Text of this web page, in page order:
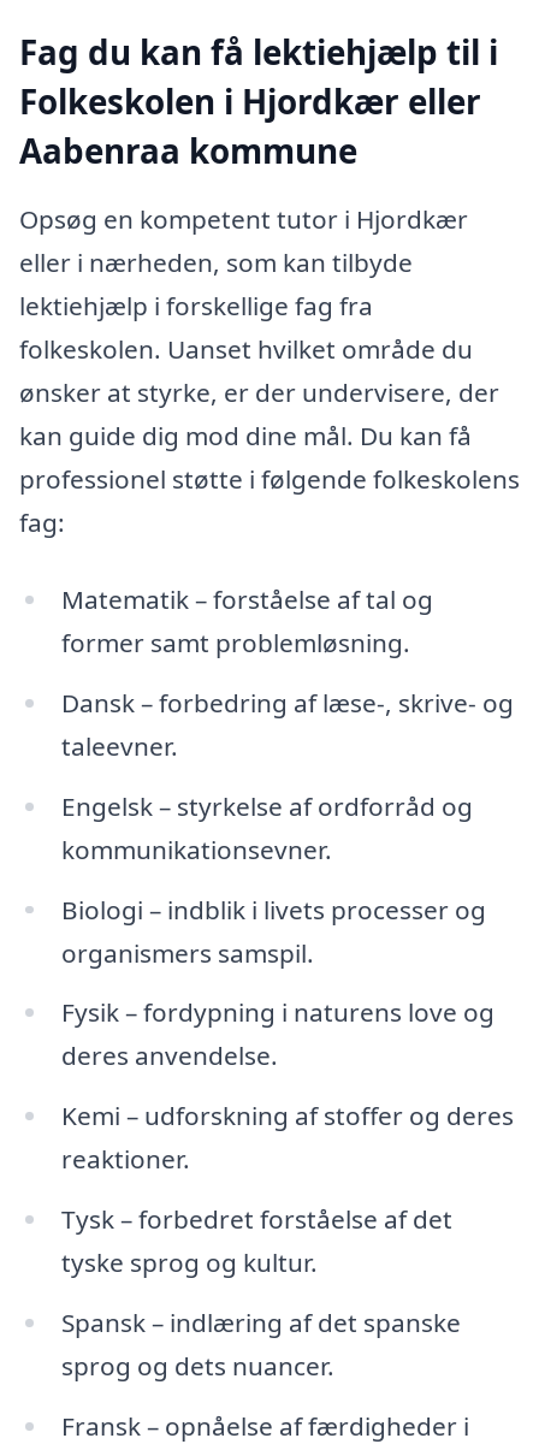
Fag du kan få lektiehjælp til i
Folkeskolen i Hjordkær eller
Aabenraa kommune
Opsøg en kompetent tutor i Hjordkær
eller i nærheden, som kan tilbyde
lektiehjælp i forskellige fag fra
folkeskolen. Uanset hvilket område du
ønsker at styrke, er der undervisere, der
kan guide dig mod dine mål. Du kan få
professionel støtte i følgende folkeskolens
fag:
Matematik – forståelse af tal og
former samt problemløsning.
Dansk – forbedring af læse-, skrive- og
taleevner.
Engelsk – styrkelse af ordforråd og
kommunikationsevner.
Biologi – indblik i livets processer og
organismers samspil.
Fysik – fordypning i naturens love og
deres anvendelse.
Kemi – udforskning af stoffer og deres
reaktioner.
Tysk – forbedret forståelse af det
tyske sprog og kultur.
Spansk – indlæring af det spanske
sprog og dets nuancer.
Fransk – opnåelse af færdigheder i